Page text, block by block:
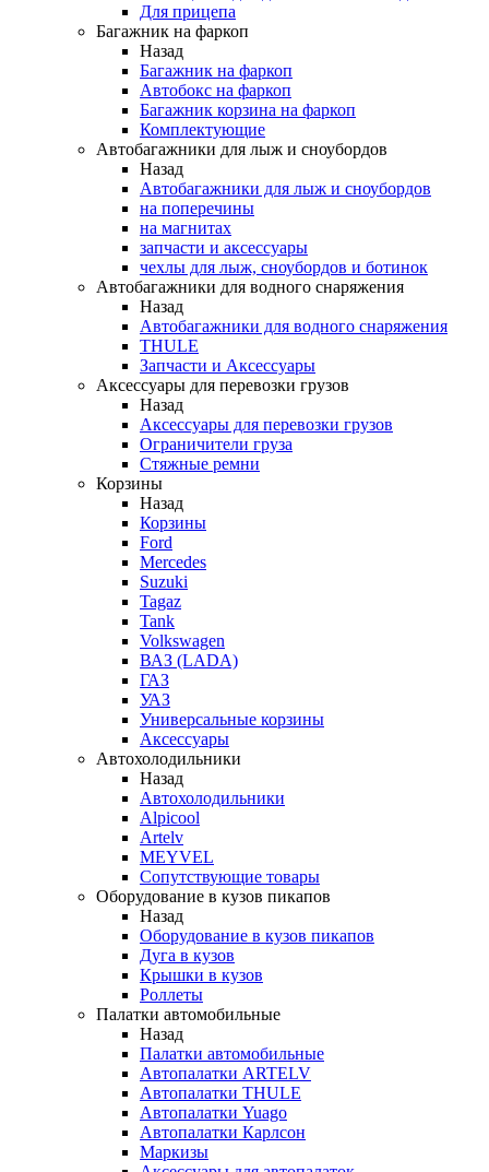
Для прицепа
Багажник на фаркоп
Назад
Багажник на фаркоп
Автобокс на фаркоп
Багажник корзина на фаркоп
Комплектующие
Автобагажники для лыж и сноубордов
Назад
Автобагажники для лыж и сноубордов
на поперечины
на магнитах
запчасти и аксессуары
чехлы для лыж, сноубордов и ботинок
Автобагажники для водного снаряжения
Назад
Автобагажники для водного снаряжения
THULE
Запчасти и Аксессуары
Аксессуары для перевозки грузов
Назад
Аксессуары для перевозки грузов
Ограничители груза
Стяжные ремни
Корзины
Назад
Корзины
Ford
Mercedes
Suzuki
Tagaz
Tank
Volkswagen
ВАЗ (LADA)
ГАЗ
УАЗ
Универсальные корзины
Аксессуары
Автохолодильники
Назад
Автохолодильники
Alpicool
Artelv
MEYVEL
Сопутствующие товары
Оборудование в кузов пикапов
Назад
Оборудование в кузов пикапов
Дуга в кузов
Крышки в кузов
Роллеты
Палатки автомобильные
Назад
Палатки автомобильные
Автопалатки ARTELV
Автопалатки THULE
Автопалатки Yuago
Автопалатки Карлсон
Маркизы